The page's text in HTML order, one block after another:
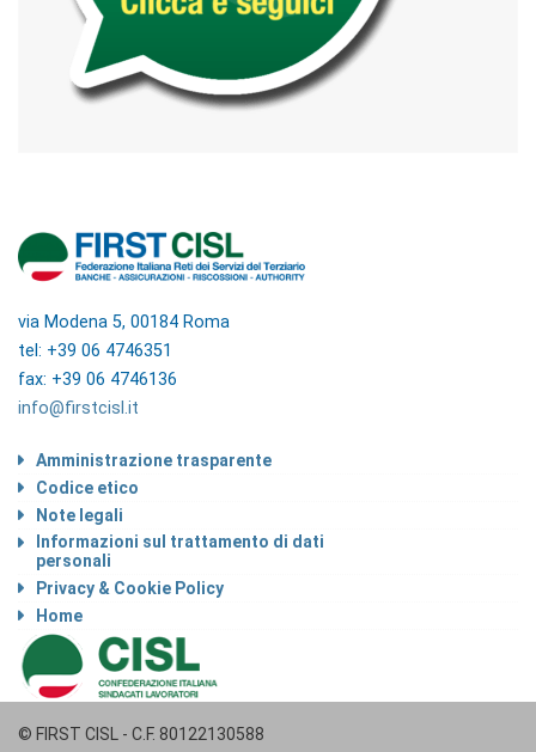
via Modena 5, 00184 Roma
tel: +39 06 4746351
fax: +39 06 4746136
info@firstcisl.it
Amministrazione trasparente
Codice etico
Note legali
Informazioni sul trattamento di dati
personali
Privacy & Cookie Policy
Home
© FIRST CISL - C.F. 80122130588